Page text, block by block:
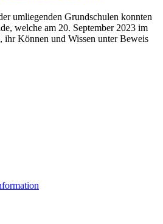
umliegenden Grundschulen konnten
welche am 20. September 2023 im
Können und Wissen unter Beweis